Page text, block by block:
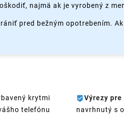
najmä ak je vyrobený z
pred bežným opotrebením.
krytmi
telefónu
Výrezy
navrhnutý s